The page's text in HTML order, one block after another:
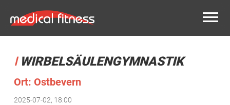
WIRBELSÄULENGYMNASTIK
Ort: Ostbevern
2025-07-02, 18:00